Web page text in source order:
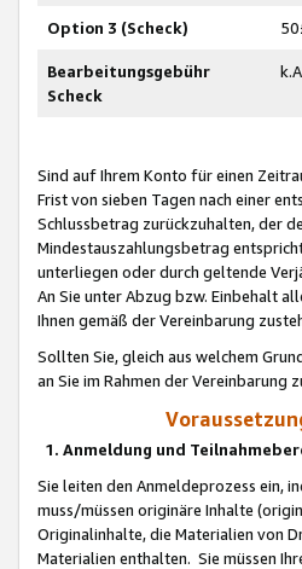
Option 3 (Scheck)
Bearbeitungsgebühr
Scheck
Sind auf Ihrem Konto für einen
Frist von sieben Tagen nach einer
Schlussbetrag zurückzuhalten, der
Mindestauszahlungsbetrag
unterliegen oder durch geltende
An Sie unter Abzug bzw. Einbehalt
Ihnen gemäß der Vereinbarung
Sollten Sie, gleich aus welchem
an Sie im Rahmen der
1. Anmeldung und
Sie leiten den Anmeldeprozess ein,
muss/müssen originäre Inhalte
Originalinhalte, die Materialien von
Materialien enthalten. Sie müssen